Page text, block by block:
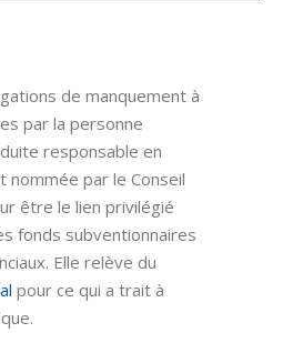
de manquement à
par la personne
responsable en
nommée par le Conseil
être le lien privilégié
fonds subventionnaires
Elle relève du
pour ce qui a trait à